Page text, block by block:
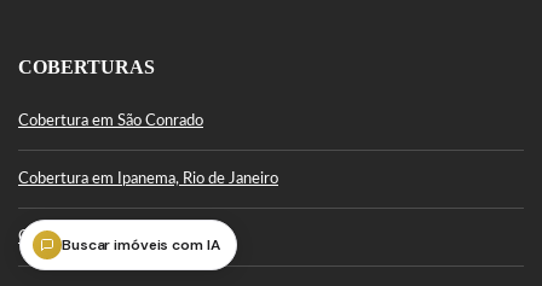
COBERTURAS
Cobertura em São Conrado
Cobertura em Ipanema, Rio de Janeiro
Cobertura Leblon
Buscar imóveis com IA